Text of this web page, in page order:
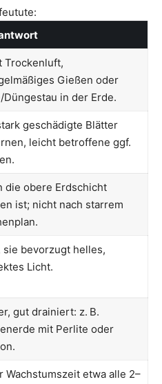
Trockenluft,
Gießen oder
Düngestau in der Erde.
geschädigte Blätter
leicht betroffene ggf.
die obere Erdschicht
ist; nicht nach starrem
sie bevorzugt helles,
Licht.
gut drainiert: z. B.
mit Perlite oder
Wachstumszeit etwa alle 2–